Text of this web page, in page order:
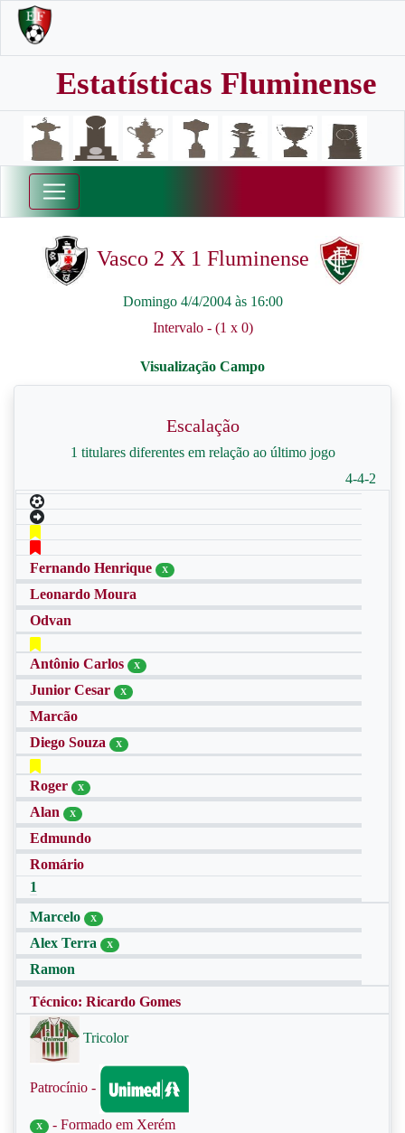
Estatísticas Fluminense
Vasco 2 X 1 Fluminense
Domingo 4/4/2004 às 16:00
Intervalo - (1 x 0)
Escalação
1 titulares diferentes em relação ao último jogo
4-4-2
Fernando Henrique X
Leonardo Moura
Odvan
Antônio Carlos X
Junior Cesar X
Marcão
Diego Souza
X
Roger X
Alan X
Edmundo
Romário
1
Marcelo
X
Alex Terra X
Ramon
Técnico: Ricardo Gomes
Tricolor
Patrocínio -
X - Formado em Xerém